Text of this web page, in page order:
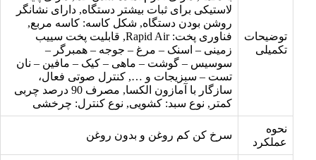
توضیحات
تکمیلی
لاستیکی برای ثبات بیشتر دستگاه, دارای نشانگر
روشن بودن دستگاه, شکل کاسه: کاسه مربع,
فناوری پخت: Rapid Air, قابلیت پخت سییب
زمینی – اسنک – مرغ – جوجه – همبرگر –
سوسیس – گوشت – ماهی – کیک – مافین – نان
تست – سبزیجات و …, کنترل صوتی فعال،
سازگار با آمازون الکسا, مصرف 90 درصد چربی
کمتر, نوع سبد: کشویی, نوع کنترل: چرخشی
نحوه
عملکرد
سرخ کن کم روغن و بدون روغن